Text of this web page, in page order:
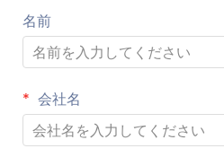
名前
会社名